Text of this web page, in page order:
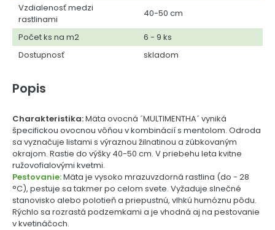
Vzdialenosť medzi
rastlinami
40-50 cm
Počet ks na m2
6 - 9 ks
Dostupnosť
skladom
Popis
Charakteristika:Mäta ovocná ´MULTIMENTHA´ vyniká
špecifickou ovocnou vôňou v kombinácií s mentolom. Odroda
sa vyznačuje listami s výraznou žilnatinou a zúbkovaným
okrajom. Rastie do výšky 40-50 cm. V priebehu leta kvitne
ružovofialovými kvetmi.
Pestovanie:Mäta je vysoko mrazuvzdorná rastlina (do - 28
°C), pestuje sa takmer po celom svete. Vyžaduje slnečné
stanovisko alebo polotieň a priepustnú, vlhkú humóznu pôdu.
Rýchlo sa rozrastá podzemkami a je vhodná aj na pestovanie
v kvetináčoch.